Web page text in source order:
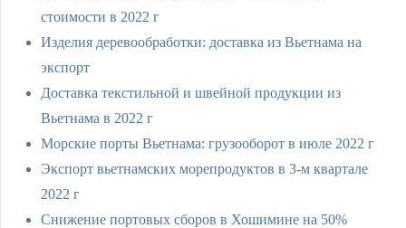
стоимости в 2022 г
Изделия деревообработки: доставка из Вьетнама на
экспорт
Доставка текстильной и швейной продукции из
Вьетнама в 2022 г
Морские порты Вьетнама: грузооборот в июле 2022 г
Экспорт вьетнамских морепродуктов в 3-м квартале
2022 г
Снижение портовых сборов в Хошимине на 50%